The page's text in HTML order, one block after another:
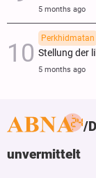
5 months ago
Perkhidmatan
Stellung der
5 months ago
unvermittelt